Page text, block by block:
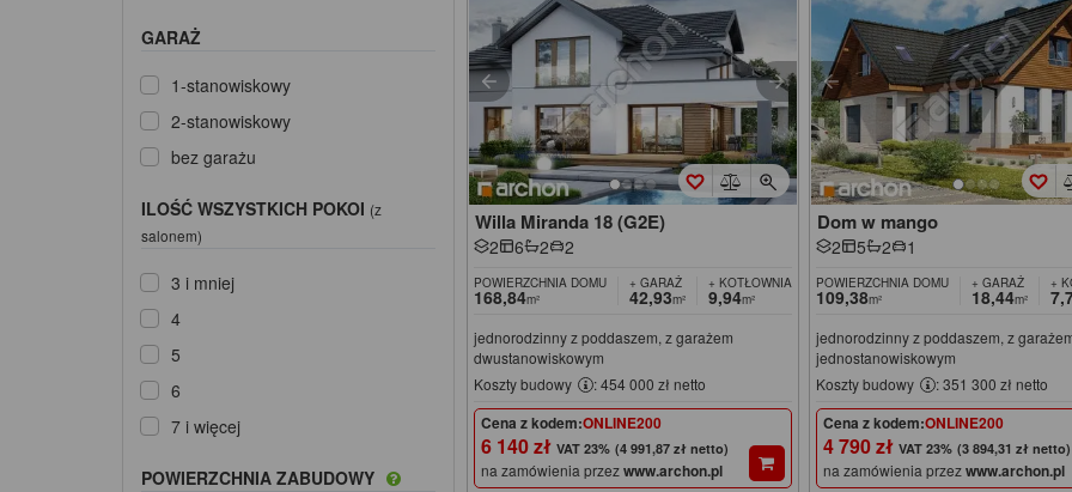
Willa Miranda 18 (G2E)
2 6 2 2
POWIERZCHNIA DOMU
168,84m²
+ GARAŻ
42,93m²
+ KOTŁOWNIA
9,94m²
jednorodzinny z poddaszem, z garażem
dwustanowiskowym
Koszty budowy
: 454 000 zł netto
Cena z kodem:ONLINE200
6 140 zł (4 991,87 zł netto)
na zamówienia przezwww.archon.pl
Dom w mango
2 5 2 1
POWIERZCHNIA DOMU
109,38m²
+ GARAŻ
18,44m²
+
jednorodzinny z poddaszem, z
jednostanowiskowym
Koszty budowy
: 351 300 zł netto
Cena z kodem:ONLINE200
4 790 zł (3 894,31 zł netto)
na zamówienia przezwww.archon.pl
GARAŻ
1-stanowiskowy
2-stanowiskowy
bez garażu
ILOŚĆ WSZYSTKICH POKOI (z
salonem)
3 i mniej
4
5
6
7 i więcej
POWIERZCHNIA ZABUDOWY